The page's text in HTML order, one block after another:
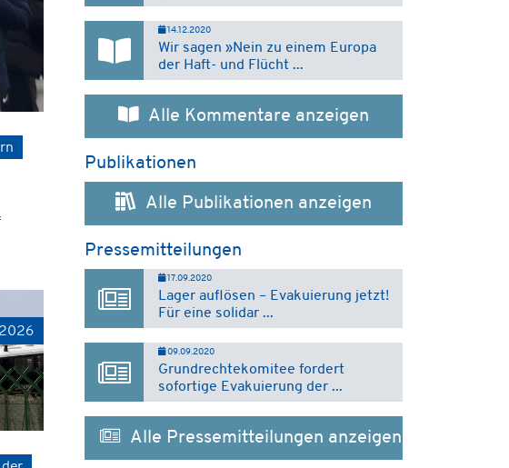
14.12.2020
Wir sagen »Nein zu einem Europa
der Haft- und Flücht ...
Alle Kommentare anzeigen
Publikationen
Alle Publikationen anzeigen
Pressemitteilungen
17.09.2020
Lager auflösen – Evakuierung jetzt!
Für eine solidar ...
09.09.2020
Grundrechtekomitee fordert
sofortige Evakuierung der ...
Alle Pressemitteilungen anzeigen